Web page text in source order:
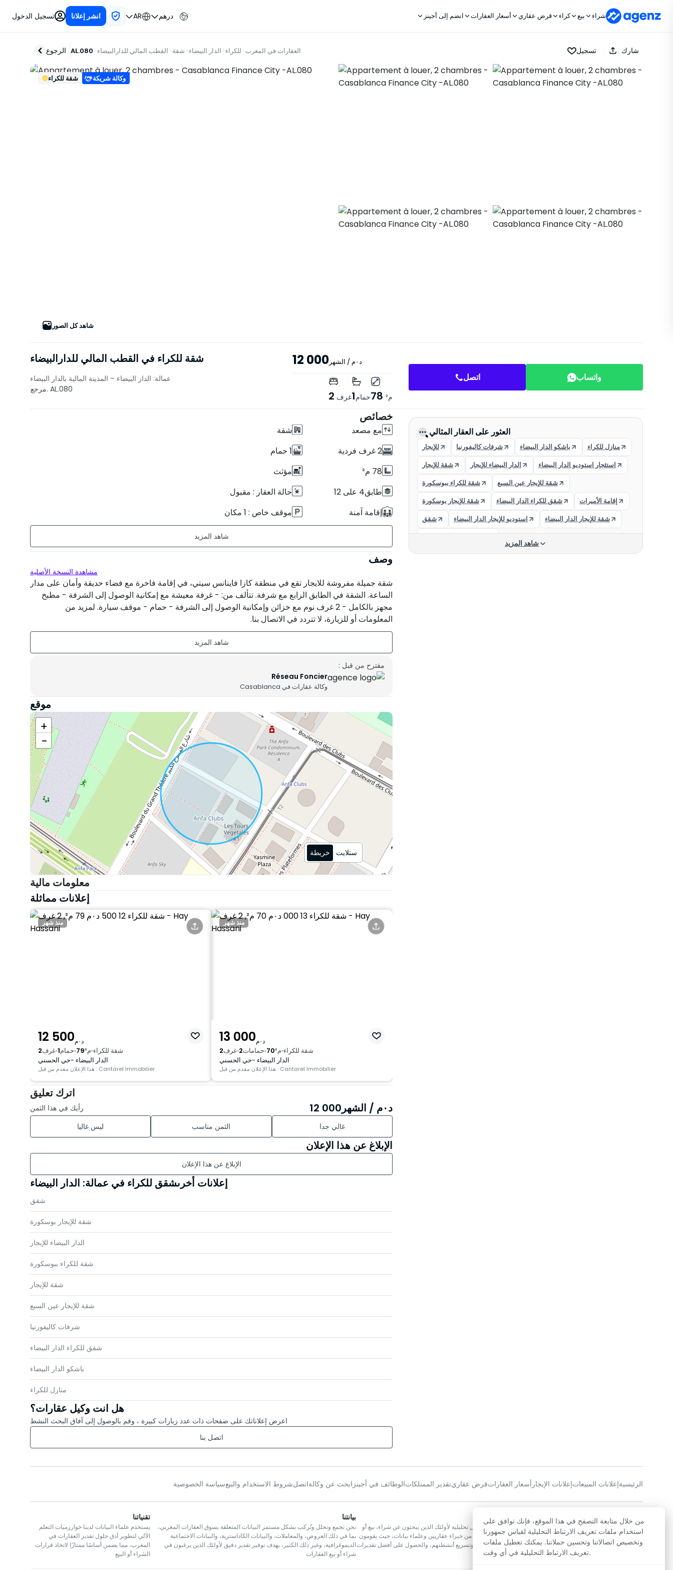
شراء بيع كراء قرض عقاري أسعار العقارات انضم إلى أجينز درهم AR انشر إعلانا تسجيل الدخول
الرجوع العقارات في المغرب للكراء الدار البيضاء شقة القطب المالي للدارالبيضاء AL.080 تسجيل شارك
شاهد كل الصور
شقة للكراء وكالة شريكة
شقة للكراء في القطب المالي للدارالبيضاء 12 000 د٠م / الشهر
عمالة: الدار البيضاء – المدينة المالية بالدار البيضاء
مرجع. AL.080
2 غرف1حمام78 م²
اتصل واتساب
خصائص
مع مصعد
شقة
2 غرف فردية
1 حمام
78 م²
مؤثث
طابق4 على 12
حالة العقار : مقبول
إقامة آمنة
موقف خاص : 1 مكان
وصف
مشاهدة النسخة الأصلية
شقة جميلة مفروشة للايجار تقع في منطقة كازا فاينانس سيتي، في إقامة فاخرة مع فضاء حديقة وأمان على مدار
الساعة. الشقة في الطابق الرابع مع شرفة. تتألف من: - غرفة معيشة مع إمكانية الوصول إلى الشرفة - مطبخ
مجهز بالكامل - 2 غرف نوم مع خزائن وإمكانية الوصول إلى الشرفة - حمام - موقف سيارة. لمزيد من
المعلومات أو للزيارة، لا تتردد في الاتصال بنا.
مقترح من قبل :
Réseau Foncier
وكالة عقارات في Casablanca
موقع
+
−
خريطة ستلايت
معلومات مالية
إعلانات مماثلة
منذ شهر
12 500 د٠م
2غرف 1حمام 79 م² شقة للكراء
الدار البيضاء -حي الحسني
هذا الإعلان مقدم من قبل : Cantarel Immobilier
منذ شهر
13 000 د٠م
2غرف 2حمامات 70 م² شقة للكراء
الدار البيضاء -حي الحسني
هذا الإعلان مقدم من قبل : Cantarel Immobilier
اترك تعليق
رأيك في هذا الثمن 12 000 د٠م / الشهر
ليس غاليا الثمن مناسب غالي جدا
الإبلاغ عن هذا الإعلان
الإبلاغ عن هذا الإعلان
إعلانات أخرىشقق للكراء في عمالة: الدار البيضاء
شقق
شقة للإيجار بوسكورة
الدار البيضاء للإيجار
شقة للكراء ببوسكورة
شقة للإيجار
شقة للإيجار عين السبع
شرفات كاليفورنيا
شقق للكراء الدار البيضاء
باشكو الدار البيضاء
منازل للكراء
هل انت وكيل عقارات؟
اعرض إعلاناتك على صفحات ذات عدد زيارات كبيرة ، وقم بالوصول إلى آفاق البحث النشط
اتصل بنا
العثور على العقار المثالي
للإيجار شرفات كاليفورنيا باشكو الدار البيضاء
منازل للكراء
شقة للإيجار
الدار البيضاء للإيجار
استئجار استوديو الدار البيضاء
شقة للكراء ببوسكورة
شقة للإيجار عين السبع
شقة للإيجار بوسكورة
شقق للكراء الدار البيضاء
إقامة الأميرات
شقق
استوديو للإيجار الدار البيضاء
شقة للإيجار الدار البيضاء
شاهد المزيد
الرئيسيةإعلانات المبيعاتإعلانات الإيجار أسعار العقاراتقرض عقاريتقدير الممتلكاتالوظائف في أجينز ابحث عن وكالةاتصلشروط الاستخدام والبيعسياسة الخصوصية
عن الشركة
تسعى أجينز إلى جعل سوق العقارات المغربي أكثر شفافية وتقديم حلول تحليلية لأولئك الذين يبحثون عن شراء، بيع أو
الحصول على تقدير لأسعار العقارات. يتألف فريقنا المتميز في المغرب من خبراء عقاريين وعلماء بيانات، حيث يقومون
بتصميم أدوات مبتكرة تمكن عملائنا من اتخاذ قرارات عقارية مستنيرة، وتسريع أنشطتهم، والحصول على أفضل تقديرات
بيانتنا
نحن نجمع ونحلل ونُركب بشكل مستمر البيانات المتعلقة بسوق العقارات المغربي،
بما في ذلك العروض، والمعاملات، والبيانات الكاداسترية، والبيانات الاجتماعية
الديموغرافية، وغير ذلك الكثير، بهدف توفير تقدير دقيق لأولئك الذين يرغبون في
شراء أو بيع العقارات
تقنياتنا
يستخدم علماء البيانات لدينا خوارزميات التعلم
الآلي لتطوير أدق حلول تقدير العقارات في
المغرب، مما يضمن أساسًا ممتازًا لاتخاذ قرارات
الشراء أو البيع
من خلال متابعة التصفح في هذا الموقع، فإنك توافق على
استخدام ملفات تعريف الارتباط التحليلية لقياس جمهورنا
وتخصيص اتصالاتنا وتحسين حملاتنا. يمكنك تعطيل ملفات
تعريف الارتباط التحليلية في أي وقت.